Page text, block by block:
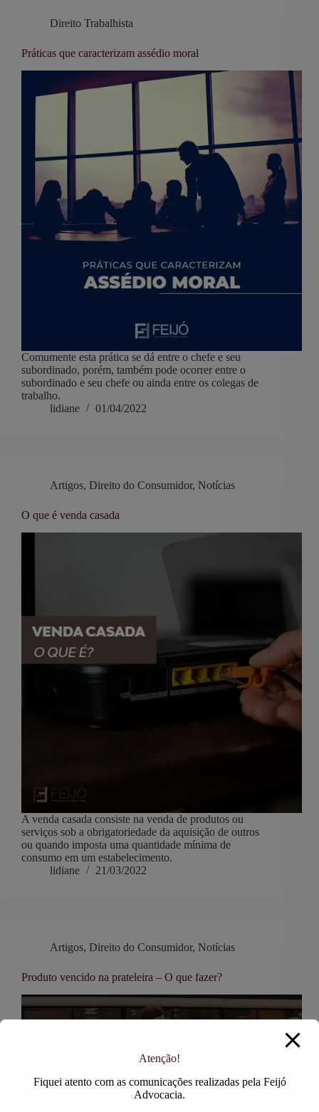
Direito Trabalhista
Práticas que caracterizam assédio moral
Comumente esta prática se dá entre o chefe e seu
subordinado, porém, também pode ocorrer entre o
subordinado e seu chefe ou ainda entre os colegas de
trabalho.
lidiane
01/04/2022
Artigos, Direito do Consumidor, Notícias
O que é venda casada
A venda casada consiste na venda de produtos ou
serviços sob a obrigatoriedade da aquisição de outros
ou quando imposta uma quantidade mínima de
consumo em um estabelecimento.
lidiane
21/03/2022
Artigos, Direito do Consumidor, Notícias
Produto vencido na prateleira – O que fazer?
Atenção!
Fiquei atento com as comunicações realizadas pela Feijó
Advocacia.